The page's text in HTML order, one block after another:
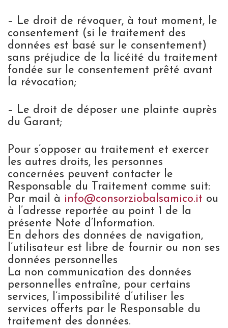
– Le droit de révoquer, à tout moment, le
consentement (si le traitement des
données est basé sur le consentement)
sans préjudice de la licéité du traitement
fondée sur le consentement prêté avant
la révocation;
– Le droit de déposer une plainte auprès
du Garant;
Pour s’opposer au traitement et exercer
les autres droits, les personnes
concernées peuvent contacter le
Responsable du Traitement comme suit:
Par mail à info@consorziobalsamico.it ou
à l’adresse reportée au point 1 de la
présente Note d’Information.
En dehors des données de navigation,
l’utilisateur est libre de fournir ou non ses
données personnelles
La non communication des données
personnelles entraîne, pour certains
services, l’impossibilité d’utiliser les
services offerts par le Responsable du
traitement des données.